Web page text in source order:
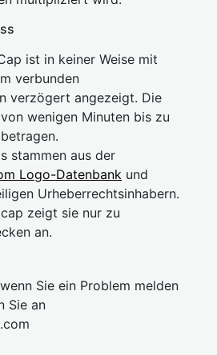
ist in keiner Weise mit
verbunden
verzögert angezeigt. Die
wenigen Minuten bis zu
stammen aus der
Logo-Datenbank und
Urheberrechtsinhabern.
zeigt sie nur zu
an.
Sie ein Problem melden
Sie an